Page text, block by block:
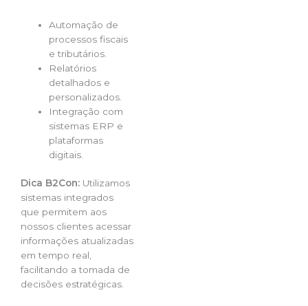
Automação de
processos fiscais
e tributários.
Relatórios
detalhados e
personalizados.
Integração com
sistemas ERP e
plataformas
digitais.
Dica B2Con: Utilizamos
sistemas integrados
que permitem aos
nossos clientes acessar
informações atualizadas
em tempo real,
facilitando a tomada de
decisões estratégicas.